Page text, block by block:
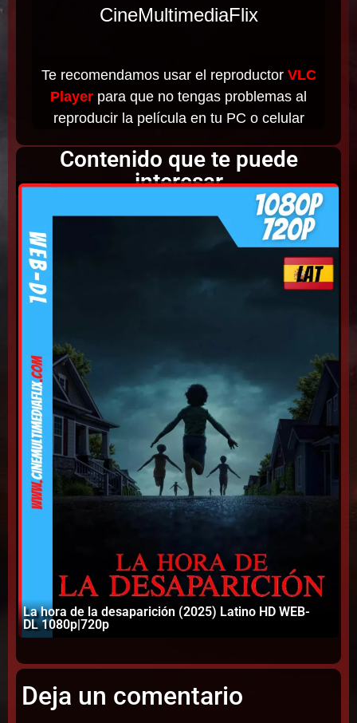
CineMultimediaFlix
Te recomendamos usar el reproductor VLC
Player para que no tengas problemas al
reproducir la película en tu PC o celular
Contenido que te puede
interesar
La hora de la desaparición (2025) Latino HD WEB-
DL 1080p|720p
Deja un comentario